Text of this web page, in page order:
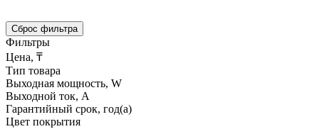
Сброс фильтра
Фильтры
Цена, ₸
Тип товара
Выходная мощность, W
Выходной ток, A
Гарантийный срок, год(а)
Цвет покрытия